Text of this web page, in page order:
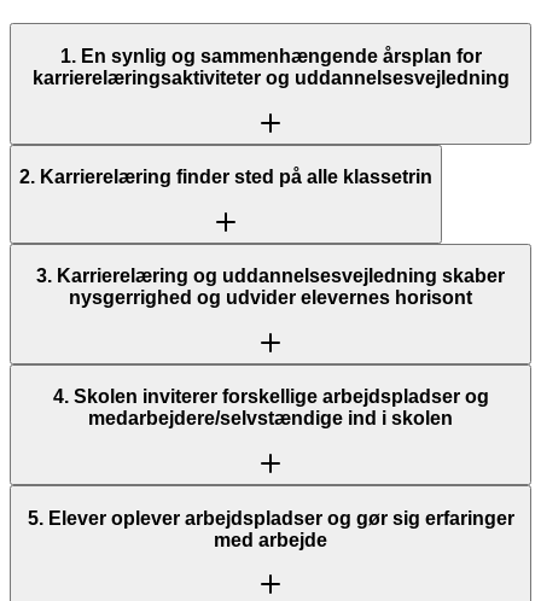
1. En synlig og sammenhængende årsplan for
karrierelæringsaktiviteter og uddannelsesvejledning
2. Karrierelæring finder sted på alle klassetrin
3. Karrierelæring og uddannelsesvejledning skaber
nysgerrighed og udvider elevernes horisont
4. Skolen inviterer forskellige arbejdspladser og
medarbejdere/selvstændige ind i skolen
5. Elever oplever arbejdspladser og gør sig erfaringer
med arbejde